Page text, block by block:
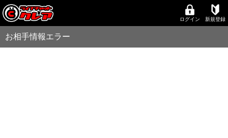
ログイン 新規登録
お相手情報エラー